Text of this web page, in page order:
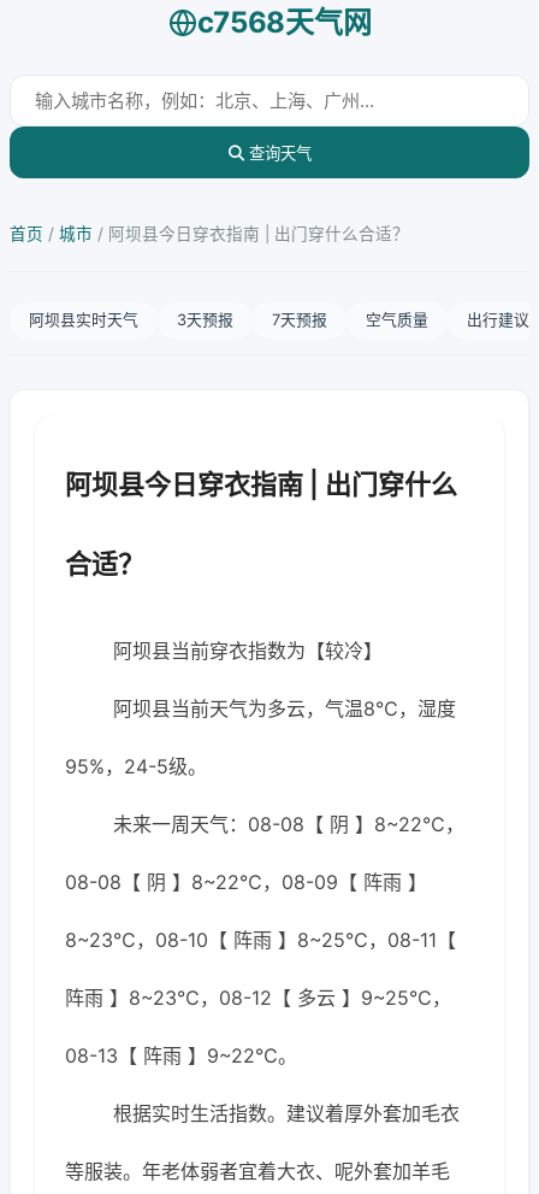
c7568天气网
查询天气
首页 / 城市 / 阿坝县今日穿衣指南 | 出门穿什么合适？
阿坝县实时天气 3天预报 7天预报 空气质量 出行建议
阿坝县今日穿衣指南 | 出门穿什么
合适？
阿坝县当前穿衣指数为【较冷】
阿坝县当前天气为多云，气温8℃，湿度
95%，24-5级。
未来一周天气：08-08【 阴 】8~22℃，
08-08【 阴 】8~22℃，08-09【 阵雨 】
8~23℃，08-10【 阵雨 】8~25℃，08-11【
阵雨 】8~23℃，08-12【 多云 】9~25℃，
08-13【 阵雨 】9~22℃。
根据实时生活指数。建议着厚外套加毛衣
等服装。年老体弱者宜着大衣、呢外套加羊毛